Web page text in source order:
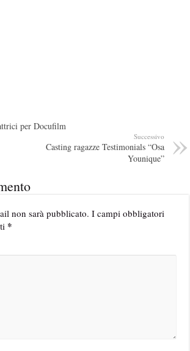
per Docufilm
Successivo
Casting ragazze Testimonials “Osa
Younique”
non sarà pubblicato. I campi obbligatori
*